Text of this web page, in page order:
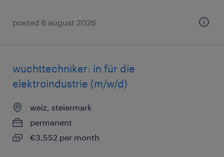
posted 6 august 2026
wuchttechniker: in für die
elektroindustrie (m/w/d)
weiz, steiermark
permanent
€3,552 per month